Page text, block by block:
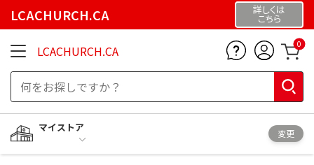
LCACHURCH.CA 詳しくは
こちら
LCACHURCH.CA 0
マイストア
変更